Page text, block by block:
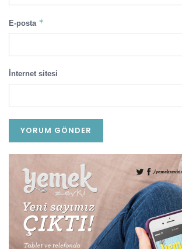
E-posta *
İnternet sitesi